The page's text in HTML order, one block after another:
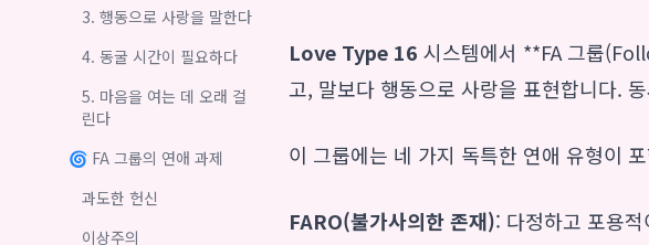
3. 행동으로 사랑을 말한다
4. 동굴 시간이 필요하다
5. 마음을 여는 데 오래 걸
린다
🌀 FA 그룹의 연애 과제
과도한 헌신
이상주의
Love Type 16 시스템에서 **FA 그룹
고, 말보다 행동으로 사랑을 표현합니다.
이 그룹에는 네 가지 독특한 연애 유형이
FARO(불가사의한 존재): 다정하고 포용